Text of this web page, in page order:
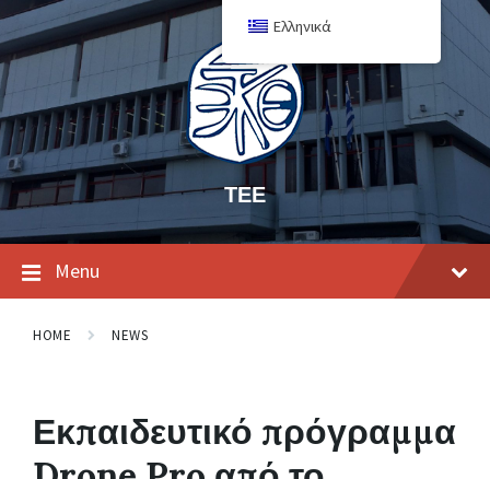
ΤΕΕ
Menu
HOME NEWS
Εκπαιδευτικό πρόγραμμα
Ελληνικά